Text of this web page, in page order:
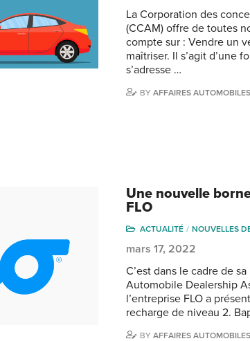
La Corporation des
(CCAM) offre de toutes
compte sur : Vendre un
maîtriser. Il s’agit d’une
s’adresse …
BYAFFAIRES AUTOMOBILES
Une nouvelle
FLO
ACTUALITÉ NOUVELLES
mars 17, 2022
C’est dans le cadre de
Automobile Dealership
l’entreprise FLO a
recharge de niveau 2.
BYAFFAIRES AUTOMOBILES